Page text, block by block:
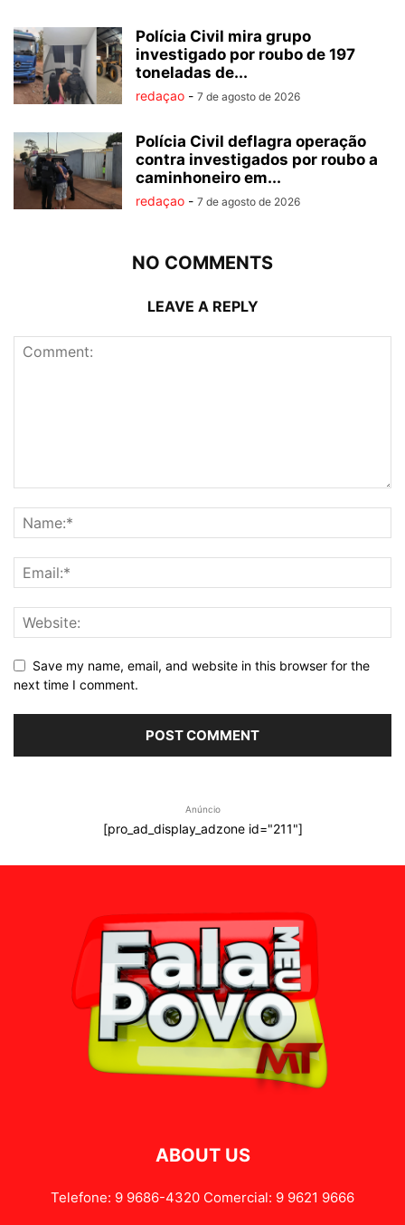
Polícia Civil mira grupo
investigado por roubo de 197
toneladas de...
redaçao - 7 de agosto de 2026
Polícia Civil deflagra operação
contra investigados por roubo a
caminhoneiro em...
redaçao - 7 de agosto de 2026
NO COMMENTS
LEAVE A REPLY
Save my name, email, and website in this browser for the
next time I comment.
Anúncio
[pro_ad_display_adzone id="211"]
ABOUT US
Telefone: 9 9686-4320 Comercial: 9 9621 9666